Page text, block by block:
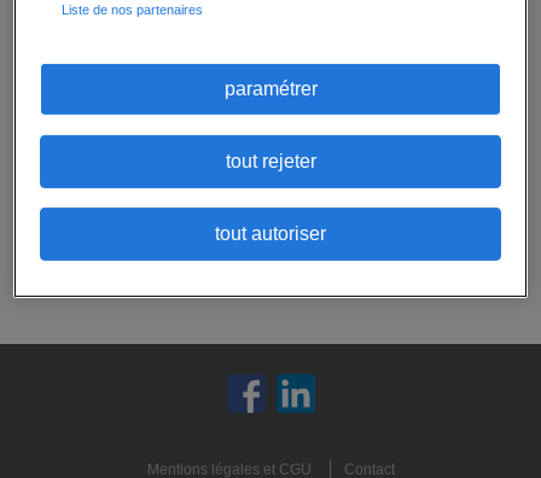
à tous vos critères.
créer une alerte email
à ces critères, ouenvoyer votre candidature
candidature spontanée
créer une alerte
Mentions légales et CGU Contact
Liste de nos partenaires
paramétrer
tout rejeter
tout autoriser